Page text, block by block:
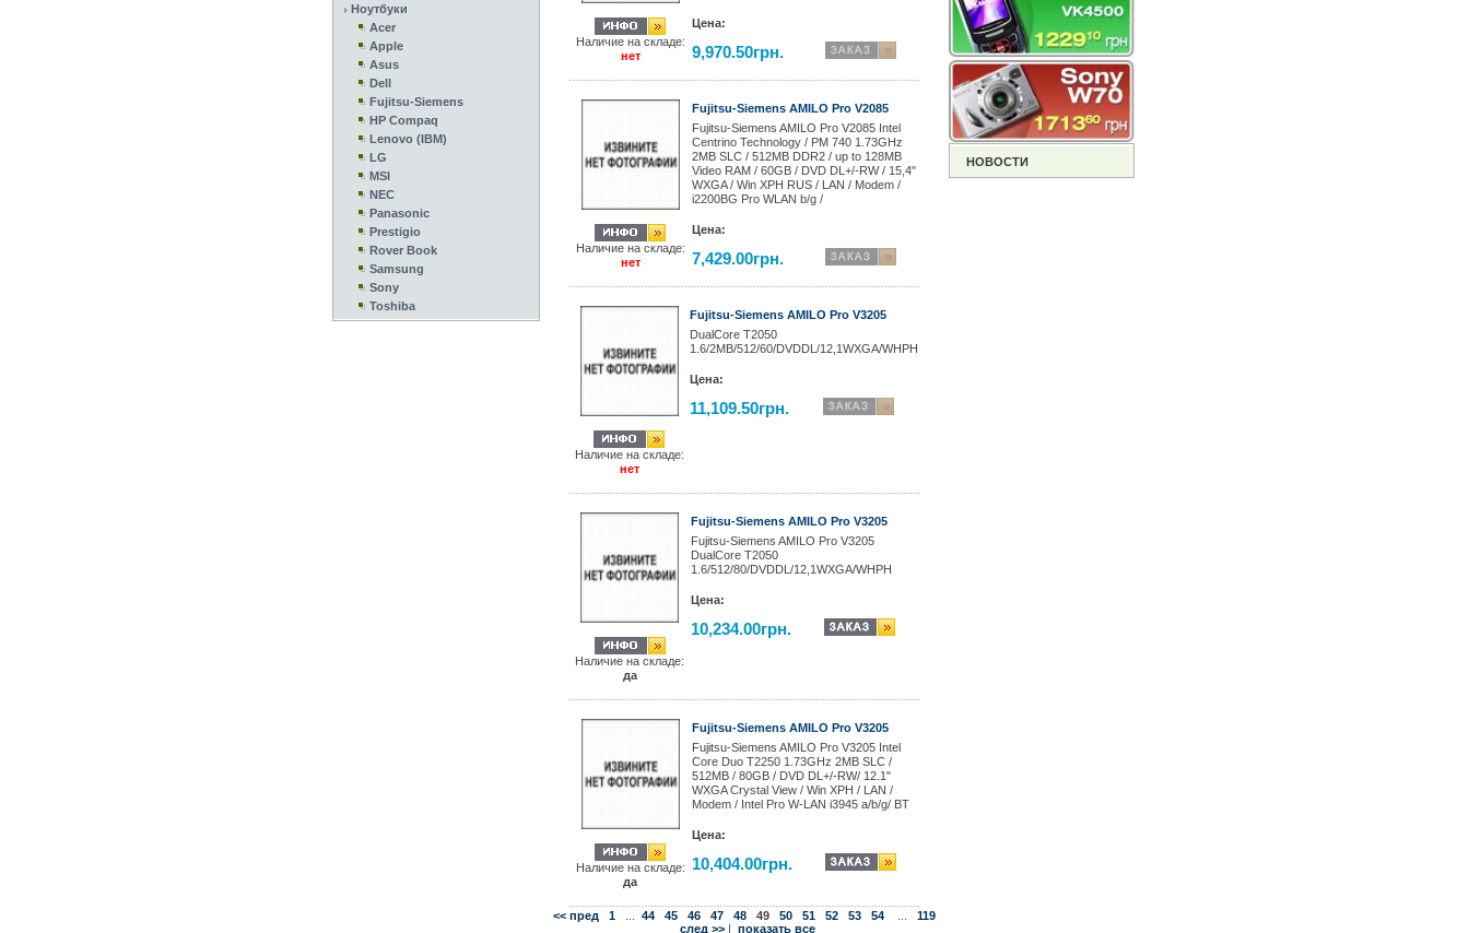
Ноутбуки
Acer
Apple
Asus
Dell
Fujitsu-Siemens
HP Compaq
Lenovo (IBM)
LG
MSI
NEC
Panasonic
Prestigio
Rover Book
Samsung
Sony
Toshiba
Наличие на складе:
нет
Цена:
9,970.50грн.
Наличие на складе:
нет
Fujitsu-Siemens AMILO Pro V2085
Fujitsu-Siemens AMILO Pro V2085 Intel
Centrino Technology / PM 740 1.73GHz
2MB SLC / 512MB DDR2 / up to 128MB
Video RAM / 60GB / DVD DL+/-RW / 15,4"
WXGA / Win XPH RUS / LAN / Modem /
i2200BG Pro WLAN b/g /
Цена:
7,429.00грн.
Наличие на складе:
нет
Fujitsu-Siemens AMILO Pro V3205
DualCore T2050
1.6/2MB/512/60/DVDDL/12,1WXGA/WHPH
Цена:
11,109.50грн.
Наличие на складе:
да
Fujitsu-Siemens AMILO Pro V3205
Fujitsu-Siemens AMILO Pro V3205
DualCore T2050
1.6/512/80/DVDDL/12,1WXGA/WHPH
Цена:
10,234.00грн.
Наличие на складе:
да
Fujitsu-Siemens AMILO Pro V3205
Fujitsu-Siemens AMILO Pro V3205 Intel
Core Duo T2250 1.73GHz 2MB SLC /
512MB / 80GB / DVD DL+/-RW/ 12.1"
WXGA Crystal View / Win XPH / LAN /
Modem / Intel Pro W-LAN i3945 a/b/g/ BT
Цена:
10,404.00грн.
<< пред 1... 44 45 46 47 48 49 50 51 52 53 54... 119
след >>| показать все
НОВОСТИ